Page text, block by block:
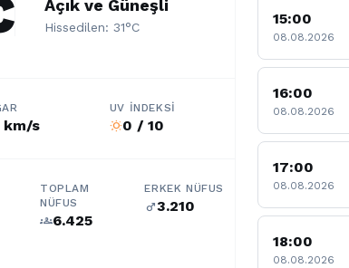
Açık ve Güneşli
Hissedilen: 31°C
km/s
UV İNDEKSI
wb_sunny0 / 10
TOPLAM
NÜFUS
groups6.425
ERKEK NÜFUS
male3.210
15:00
08.08.2026
16:00
08.08.2026
17:00
08.08.2026
18:00
08.08.2026